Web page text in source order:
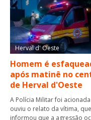
Herval d' Oeste
Homem é
após matinê no
de Herval d'Oeste
A Polícia Militar foi
ouviu o relato da vítima, que
informou que a agressão